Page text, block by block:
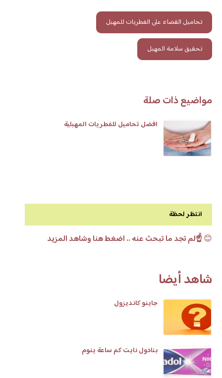
تحاميل القضاء على الفطريات للمهبل
تحقيق سلامة المهبل
مواضيع ذات صلة
افضل تحاميل للفطريات المهبلية
انتظر لحظة
😊☝️لم تجد ما تبحث عنه .. اضغط هنا وشاهد المزيد
شاهد أيضا
جاينو كانديزول
بنادول نايت كم ساعة ينوم